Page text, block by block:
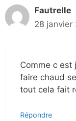
Fautrelle
28 janvier
Comme c est
faire chaud
tout cela fait
Répondre